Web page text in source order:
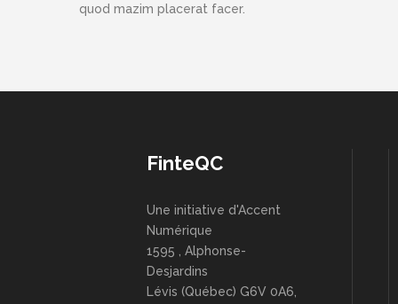
quod mazim placerat facer.
FinteQC
Une initiative d'Accent
Numérique
1595 , Alphonse-
Desjardins
Lévis (Québec) G6V 0A6,